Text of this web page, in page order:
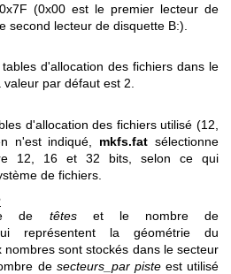
(0x00 est le premier lecteur de
second lecteur de disquette B:).
d'allocation des fichiers dans le
par défaut est 2.
d'allocation des fichiers utilisé (12,
n'est indiqué, mkfs.fat sélectionne
12, 16 et 32 bits, selon ce qui
de fichiers.
de têteset le nombre de
représentent la géométrie du
nombres sont stockés dans le secteur
de secteurs_par pisteest utilisé